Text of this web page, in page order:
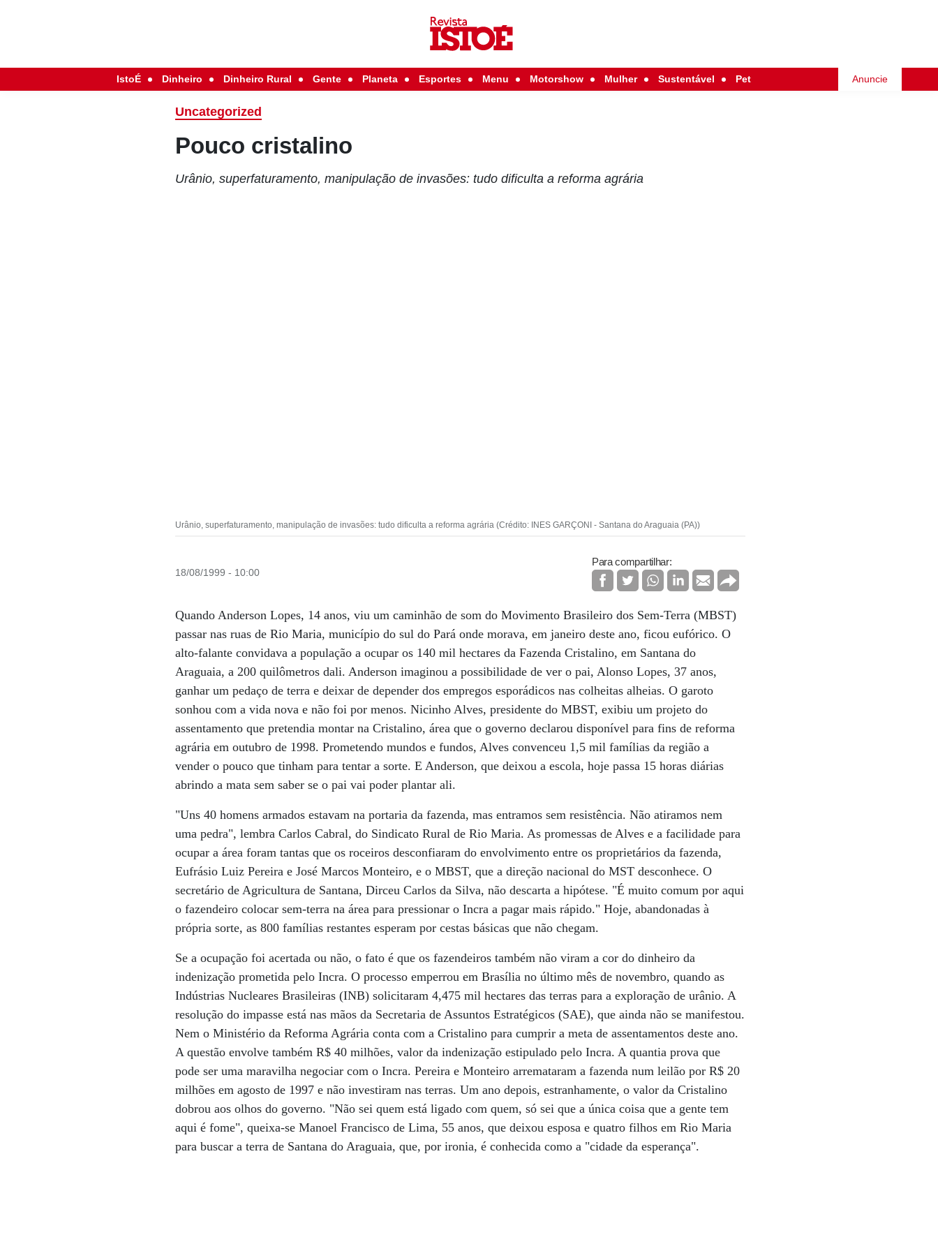
IstoÉ Dinheiro Dinheiro Rural Gente Planeta Esportes Menu Motorshow Mulher Sustentável Pet Anuncie
Uncategorized
Pouco cristalino
Urânio, superfaturamento, manipulação de invasões: tudo dificulta a reforma agrária
Urânio, superfaturamento, manipulação de invasões: tudo dificulta a reforma agrária (Crédito: INES GARÇONI - Santana do Araguaia (PA))
18/08/1999 - 10:00
Para compartilhar:
Quando Anderson Lopes, 14 anos, viu um caminhão de som do Movimento Brasileiro dos Sem-Terra (MBST)
passar nas ruas de Rio Maria, município do sul do Pará onde morava, em janeiro deste ano, ficou eufórico. O
alto-falante convidava a população a ocupar os 140 mil hectares da Fazenda Cristalino, em Santana do
Araguaia, a 200 quilômetros dali. Anderson imaginou a possibilidade de ver o pai, Alonso Lopes, 37 anos,
ganhar um pedaço de terra e deixar de depender dos empregos esporádicos nas colheitas alheias. O garoto
sonhou com a vida nova e não foi por menos. Nicinho Alves, presidente do MBST, exibiu um projeto do
assentamento que pretendia montar na Cristalino, área que o governo declarou disponível para fins de reforma
agrária em outubro de 1998. Prometendo mundos e fundos, Alves convenceu 1,5 mil famílias da região a
vender o pouco que tinham para tentar a sorte. E Anderson, que deixou a escola, hoje passa 15 horas diárias
abrindo a mata sem saber se o pai vai poder plantar ali.
"Uns 40 homens armados estavam na portaria da fazenda, mas entramos sem resistência. Não atiramos nem
uma pedra", lembra Carlos Cabral, do Sindicato Rural de Rio Maria. As promessas de Alves e a facilidade para
ocupar a área foram tantas que os roceiros desconfiaram do envolvimento entre os proprietários da fazenda,
Eufrásio Luiz Pereira e José Marcos Monteiro, e o MBST, que a direção nacional do MST desconhece. O
secretário de Agricultura de Santana, Dirceu Carlos da Silva, não descarta a hipótese. "É muito comum por aqui
o fazendeiro colocar sem-terra na área para pressionar o Incra a pagar mais rápido." Hoje, abandonadas à
própria sorte, as 800 famílias restantes esperam por cestas básicas que não chegam.
Se a ocupação foi acertada ou não, o fato é que os fazendeiros também não viram a cor do dinheiro da
indenização prometida pelo Incra. O processo emperrou em Brasília no último mês de novembro, quando as
Indústrias Nucleares Brasileiras (INB) solicitaram 4,475 mil hectares das terras para a exploração de urânio. A
resolução do impasse está nas mãos da Secretaria de Assuntos Estratégicos (SAE), que ainda não se manifestou.
Nem o Ministério da Reforma Agrária conta com a Cristalino para cumprir a meta de assentamentos deste ano.
A questão envolve também R$ 40 milhões, valor da indenização estipulado pelo Incra. A quantia prova que
pode ser uma maravilha negociar com o Incra. Pereira e Monteiro arremataram a fazenda num leilão por R$ 20
milhões em agosto de 1997 e não investiram nas terras. Um ano depois, estranhamente, o valor da Cristalino
dobrou aos olhos do governo. "Não sei quem está ligado com quem, só sei que a única coisa que a gente tem
aqui é fome", queixa-se Manoel Francisco de Lima, 55 anos, que deixou esposa e quatro filhos em Rio Maria
para buscar a terra de Santana do Araguaia, que, por ironia, é conhecida como a "cidade da esperança".